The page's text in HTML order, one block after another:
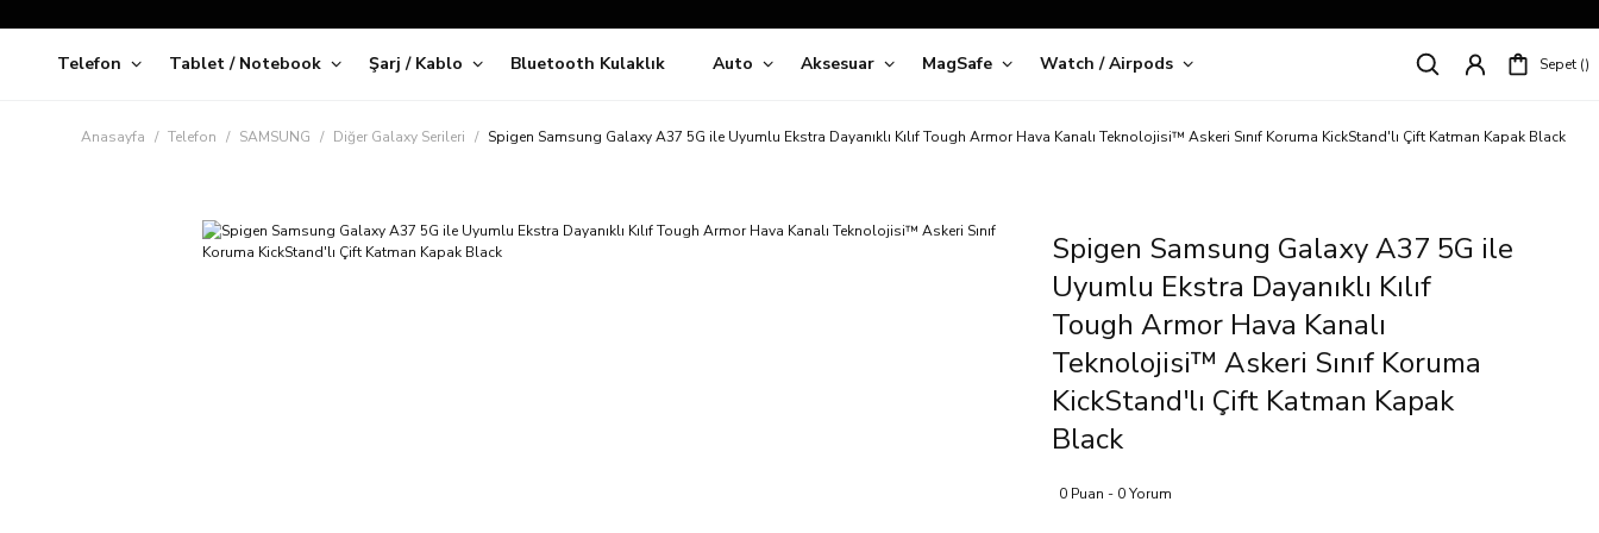
Siparişleriniz
5 İş Günü İçerisinde Kargoda!
Kapıda Ödeme Kolaylığı, Kredi Kartı ile Taksitli Hızlı ve Güvenli Alışveriş!
Süper İndirimli Fiyatlar
Telefon Tablet / Notebook Şarj / Kablo Bluetooth Kulaklık Auto Aksesuar MagSafe Watch / Airpods Sepet
Anasayfa Telefon SAMSUNG Diğer Galaxy Serileri Spigen Samsung Galaxy A37 5G ile Uyumlu Ekstra Dayanıklı Kılıf Tough Armor Hava Kanalı Teknolojisi™ Askeri Sınıf Koruma KickStand'lı Çift Katman Kapak Black
Spigen Samsung Galaxy A37 5G ile
Uyumlu Ekstra Dayanıklı Kılıf
Tough Armor Hava Kanalı
Teknolojisi™ Askeri Sınıf Koruma
KickStand'lı Çift Katman Kapak
Black
0 Puan - 0 Yorum